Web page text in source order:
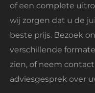
of een complete
wij zorgen dat u de
beste prijs. Bezoek
verschillende
zien, of neem
adviesgesprek over